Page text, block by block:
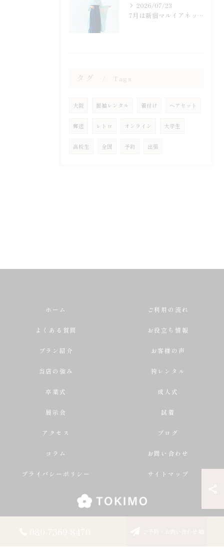
2026/07/23
7月は新宿マルイアネックスにて
タグ Tags
大阪 振袖レンタル 着付け ヘアセット
郵送 レトロ オンライン 大学生
高校生 全国 予約 出張
ホーム ご利用の流れ
よくある質問 お役立ち情報
プラン紹介 お客様の声
当店の強み 袴レンタル
卒業式 成人式
展示会 試着
アクセス ブログ
コラム お問い合わせ
プライバシーポリシー サイトマップ